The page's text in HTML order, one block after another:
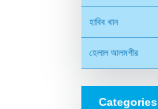
হাবিব খান
হেলাল আলমগীর
Categories